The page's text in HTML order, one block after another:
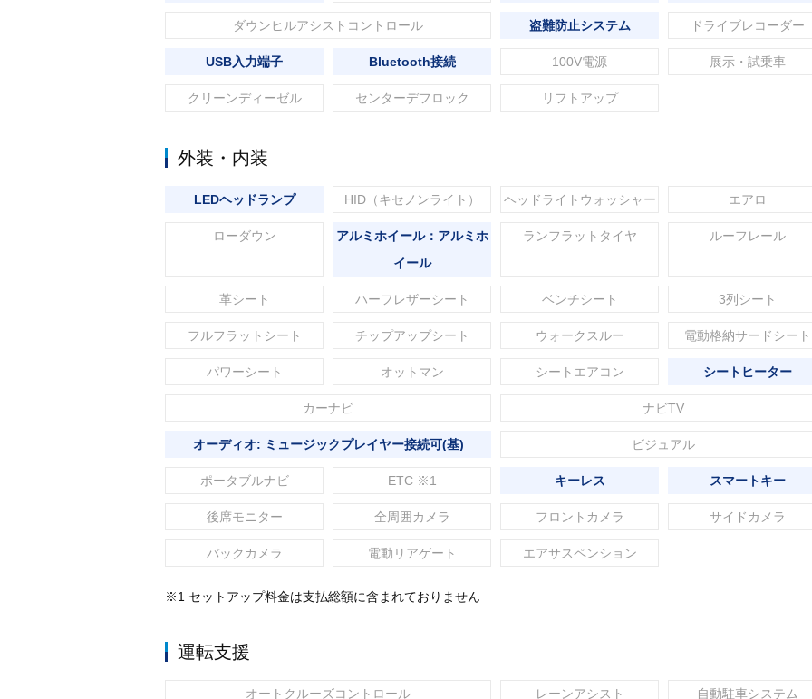
ダウンヒルアシストコントロール 盗難防止システム ドライブレコーダー
USB入力端子 Bluetooth接続 100V電源 展示・試乗車
クリーンディーゼル センターデフロック リフトアップ
外装・内装
LEDヘッドランプ HID（キセノンライト） ヘッドライトウォッシャー エアロ
ローダウン
アルミホイール：アルミホ
イール
ランフラットタイヤ ルーフレール
革シート ハーフレザーシート ベンチシート 3列シート
フルフラットシート チップアップシート ウォークスルー 電動格納サードシート
パワーシート オットマン シートエアコン シートヒーター
カーナビ ナビTV
オーディオ: ミュージックプレイヤー接続可(基) ビジュアル
ポータブルナビ ETC ※1 キーレス スマートキー
後席モニター 全周囲カメラ フロントカメラ サイドカメラ
バックカメラ 電動リアゲート エアサスペンション
※1 セットアップ料金は支払総額に含まれておりません
運転支援
オートクルーズコントロール レーンアシスト 自動駐車システム